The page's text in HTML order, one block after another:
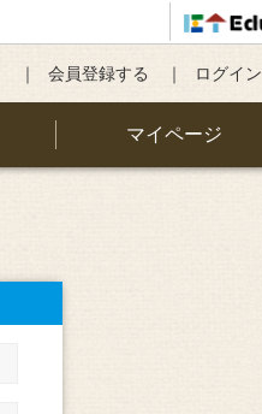
会員登録する ログイン
マイページ